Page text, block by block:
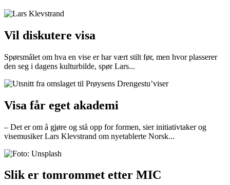
Vil diskutere visa
Spørsmålet om hva en vise er har vært stilt før, men hvor plasserer
den seg i dagens kulturbilde, spør Lars...
Visa får eget akademi
– Det er om å gjøre og stå opp for formen, sier initiativtaker og
visemusiker Lars Klevstrand om nyetablerte Norsk...
Slik er tomrommet etter MIC